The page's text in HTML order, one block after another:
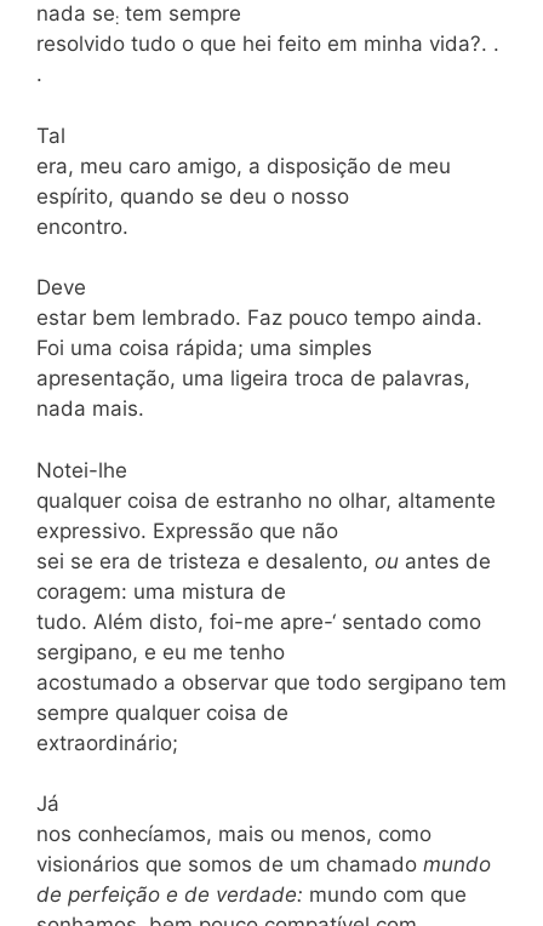
nada se: tem sempre
resolvido tudo o que hei feito em minha vida?. .
.
Tal
era, meu caro amigo, a disposição de meu
espírito, quando se deu o nosso
encontro.
Deve
estar bem lembrado. Faz pouco tempo ainda.
Foi uma coisa rápida; uma simples
apresentação, uma ligeira troca de palavras,
nada mais.
Notei-lhe
qualquer coisa de estranho no olhar, altamente
expressivo. Expressão que não
sei se era de tristeza e desalento, ou antes de
coragem: uma mistura de
tudo. Além disto, foi-me apre-‘ sentado como
sergipano, e eu me tenho
acostumado a observar que todo sergipano tem
sempre qualquer coisa de
extraordinário;
Já
nos conhecíamos, mais ou menos, como
visionários que somos de um chamado mundo
de perfeição e de verdade: mundo com que